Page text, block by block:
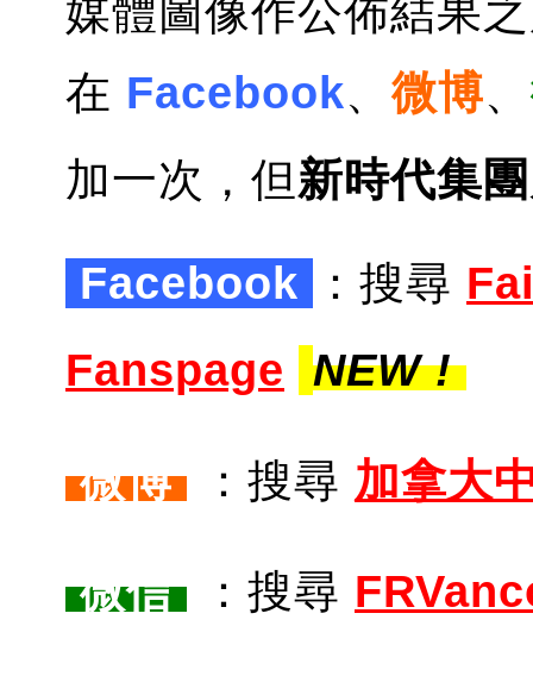
媒體圖像作公佈結果
在 Facebook、微博、
加一次，但新時代集團
Facebook ：搜尋
Fanspage
NEW !
微博 ：搜尋 加拿大
微信 ：搜尋 FRVa